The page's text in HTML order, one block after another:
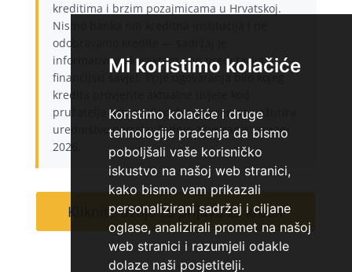
Mi koristimo kolačiće
Koristimo kolačiće i druge
tehnologije praćenja da bismo
poboljšali vaše korisničko
iskustvo na našoj web stranici,
kako bismo vam prikazali
personalizirani sadržaj i ciljane
oglase, analizirali promet na našoj
web stranici i razumjeli odakle
dolaze naši posjetitelji.
kreditima i brzim pozajmicama u Hrvatskoj.
Nismo banka niti kreditna institucija i ne
odobravamo kredite — sadržaj je
informativnog karaktera i ne predstavlja
financijski savjet. Prije ugovaranja bilo kojeg
kredita provjerite aktualne uvjete kod
pružatelja usluge. Sadržaj provjerava i ažurira
uredništvo portala. Zadnje ažuriranje: srpanj
2026.
Kliknite ovdje za prijavu za kredit